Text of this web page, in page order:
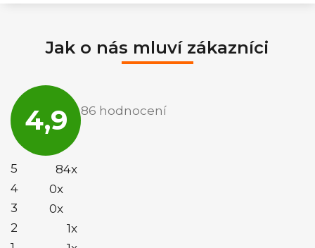
Jak o nás mluví zákazníci
4,9
obchodu
je
86 hodnocení
5
84x
4
0x
3
0x
2
1x